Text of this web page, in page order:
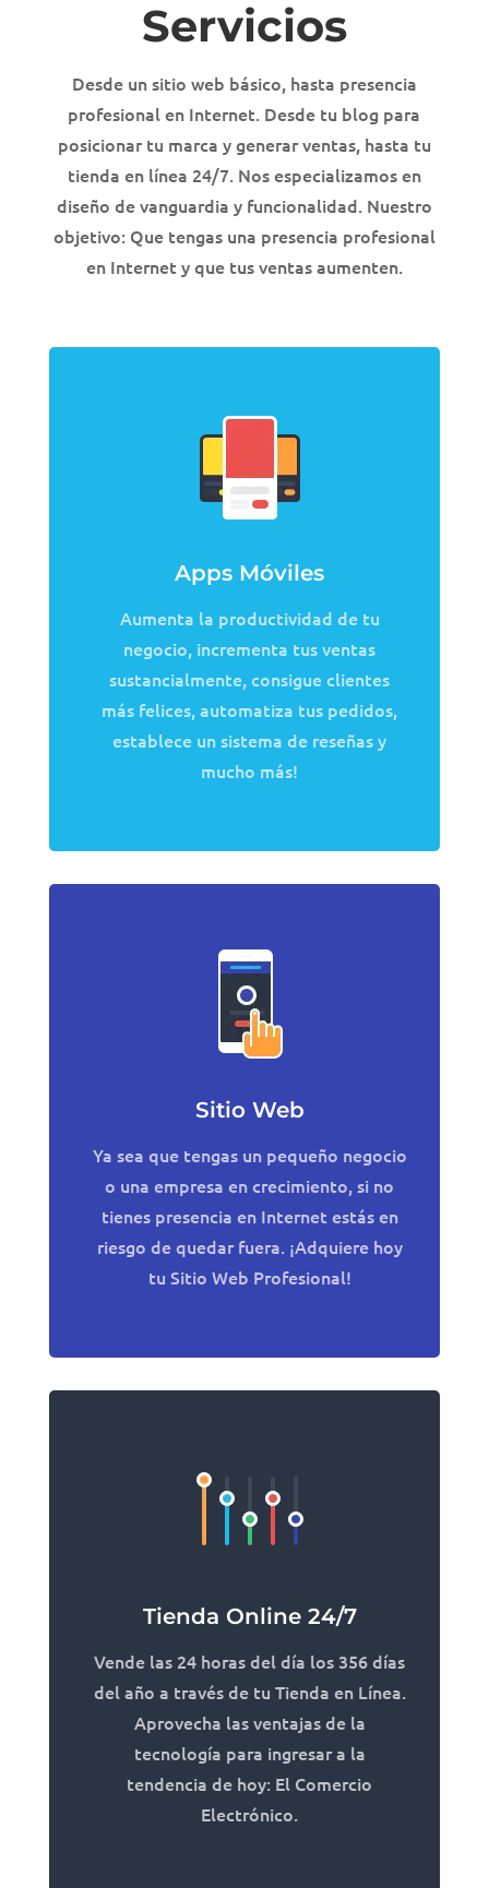
Servicios
Desde un sitio web básico, hasta presencia
profesional en Internet. Desde tu blog para
posicionar tu marca y generar ventas, hasta tu
tienda en línea 24/7. Nos especializamos en
diseño de vanguardia y funcionalidad. Nuestro
objetivo: Que tengas una presencia profesional
en Internet y que tus ventas aumenten.
Apps Móviles
Aumenta la productividad de tu
negocio, incrementa tus ventas
sustancialmente, consigue clientes
más felices, automatiza tus pedidos,
establece un sistema de reseñas y
mucho más!
Sitio Web
Ya sea que tengas un pequeño negocio
o una empresa en crecimiento, si no
tienes presencia en Internet estás en
riesgo de quedar fuera. ¡Adquiere hoy
tu Sitio Web Profesional!
Tienda Online 24/7
Vende las 24 horas del día los 356 días
del año a través de tu Tienda en Línea.
Aprovecha las ventajas de la
tecnología para ingresar a la
tendencia de hoy: El Comercio
Electrónico.